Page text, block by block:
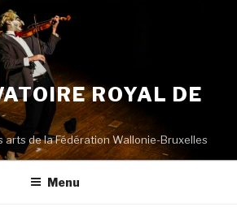
ROYAL DE
arts de la Fédération Wallonie-Bruxelles
Menu